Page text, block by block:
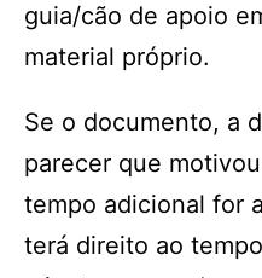
guia/cão de apoio
material próprio.
Se o documento, a
parecer que
tempo adicional for
terá direito ao